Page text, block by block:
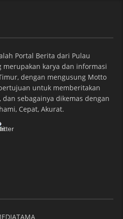
Portal Berita dari Pulau
merupakan karya dan informasi
dengan mengusung Motto
untuk memberitakan
sebagainya dikemas dengan
Cepat, Akurat.